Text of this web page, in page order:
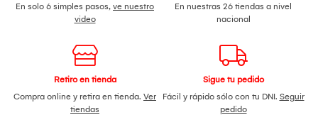
En solo 6 simples pasos, ve nuestro
video
En nuestras 26 tiendas a nivel
nacional
Retiro en tienda
Compra online y retira en tienda. Ver
tiendas
Sigue tu pedido
Fácil y rápido sólo con tu DNI. Seguir
pedido